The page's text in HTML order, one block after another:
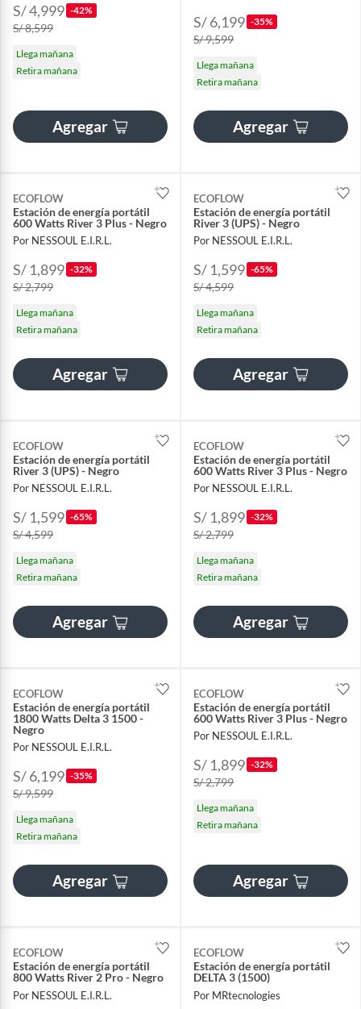
S/ 4,999 -42%
S/ 8,599
Llega mañana
Retira mañana
Agregar
S/ 6,199 -35%
S/ 9,599
Llega mañana
Retira mañana
Agregar
ECOFLOW
Estación de energía portátil
600 Watts River 3 Plus - Negro
Por NESSOUL E.I.R.L.
S/ 1,899 -32%
S/ 2,799
Llega mañana
Retira mañana
Agregar
ECOFLOW
Estación de energía portátil
River 3 (UPS) - Negro
Por NESSOUL E.I.R.L.
S/ 1,599 -65%
S/ 4,599
Llega mañana
Retira mañana
Agregar
ECOFLOW
Estación de energía portátil
River 3 (UPS) - Negro
Por NESSOUL E.I.R.L.
S/ 1,599 -65%
S/ 4,599
Llega mañana
Retira mañana
Agregar
ECOFLOW
Estación de energía portátil
600 Watts River 3 Plus - Negro
Por NESSOUL E.I.R.L.
S/ 1,899 -32%
S/ 2,799
Llega mañana
Retira mañana
Agregar
ECOFLOW
Estación de energía portátil
1800 Watts Delta 3 1500 -
Negro
Por NESSOUL E.I.R.L.
S/ 6,199 -35%
S/ 9,599
Llega mañana
Retira mañana
Agregar
ECOFLOW
Estación de energía portátil
600 Watts River 3 Plus - Negro
Por NESSOUL E.I.R.L.
S/ 1,899 -32%
S/ 2,799
Llega mañana
Retira mañana
Agregar
ECOFLOW
Estación de energía portátil
800 Watts River 2 Pro - Negro
Por NESSOUL E.I.R.L.
ECOFLOW
Estación de energía portátil
DELTA 3 (1500)
Por MRtecnologies